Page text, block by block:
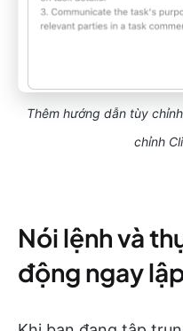
Thêm hướng dẫn tùy
chỉnh
Nói lệnh và
động ngay